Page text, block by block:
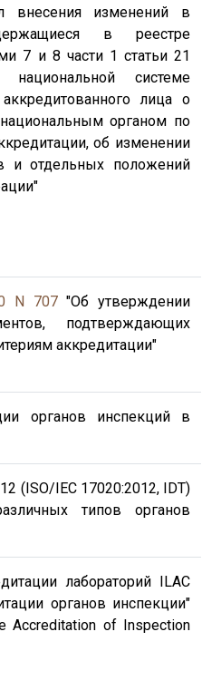
внесения изменений в
в реестре
7 и 8 части 1 статьи 21
системе
лица о
органом по
об изменении
и отдельных положений
N 707"Об утверждении
подтверждающих
аккредитации"
органов инспекций в
(ISO/IEC 17020:2012, IDT)
типов органов
лабораторий ILAC
органов инспекции"
Accreditation of Inspection